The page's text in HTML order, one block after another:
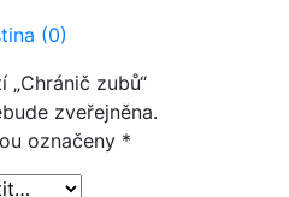
(0)
zubů“
zveřejněna.
označeny *